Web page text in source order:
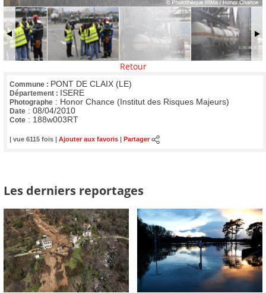
Retour
Commune : PONT DE CLAIX (LE)
Département : ISERE
Photographe : Honor Chance (Institut des Risques Majeurs)
Date : 08/04/2010
Cote : 188w003RT
| vue 6115 fois | Ajouter aux favoris Partager
Les derniers reportages